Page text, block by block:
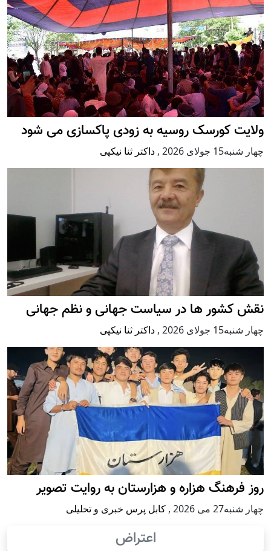
ولایت کورسک روسیه به زودی پاکسازی می شود
چهار شنبه15 جولای 2026 , داکتر ثنا نیکپی
نقش کشور ها در سیاست جهانی و نظم جهانی
چهار شنبه15 جولای 2026 , داکتر ثنا نیکپی
روز فرهنگ هزاره و هزارستان به روایت تصویر
چهار شنبه27 می 2026 , کابل پرس خبری و تحلیلی
اعتراض